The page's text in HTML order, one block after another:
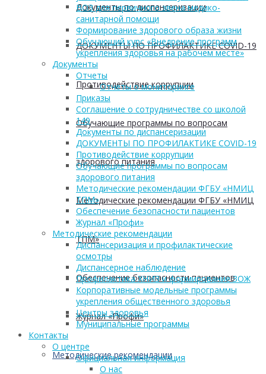
Документы по диспансеризации
ДОКУМЕНТЫ ПО ПРОФИЛАКТИКЕ COVID-19
Противодействие коррупции
Обучающие программы по вопросам
здорового питания
Методические рекомендации ФГБУ «НМИЦ
ТПМ»
Обеспечение безопасности пациентов
Журнал «Профи»
Методические рекомендации
ВОЗ для первичного звена медико-
санитарной помощи
Формирование здорового образа жизни
Обучающий курс «Внедрение программ
укрепления здоровья на рабочем месте»
Документы
Отчеты
Отчеты о мониторинге
Приказы
Соглашение о сотрудничестве со школой
149
Документы по диспансеризации
ДОКУМЕНТЫ ПО ПРОФИЛАКТИКЕ COVID-19
Противодействие коррупции
Обучающие программы по вопросам
здорового питания
Методические рекомендации ФГБУ «НМИЦ
ТПМ»
Обеспечение безопасности пациентов
Журнал «Профи»
Методические рекомендации
Диспансеризация и профилактические
осмотры
Диспансерное наблюдение
Профилактика ХНИЗ и формирование ЗОЖ
Корпоративные модельные программы
укрепления общественного здоровья
Центры здоровья
Муниципальные программы
Контакты
О центре
Официальная информация
О нас